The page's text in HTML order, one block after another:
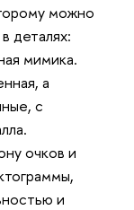
можно
деталях:
мимика.
а
с
очков и
и